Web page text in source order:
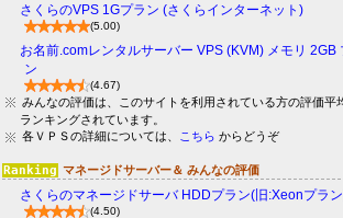
さくらのVPS 1Gプラン (さくらインターネット)
(5.00)
お名前.comレンタルサーバー VPS (KVM) メモリ 2GB
ン
(4.67)
みんなの評価は、このサイトを利用されている方の評価平
ランキングされています。
各ＶＰＳの詳細については、 こちら からどうぞ
マネージドサーバー＆ みんなの評価
さくらのマネージドサーバ HDDプラン(旧:Xeonプラ
(4.50)